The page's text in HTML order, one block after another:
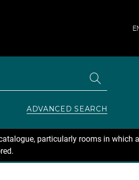
ADVANCED SEARCH
particularly rooms in which